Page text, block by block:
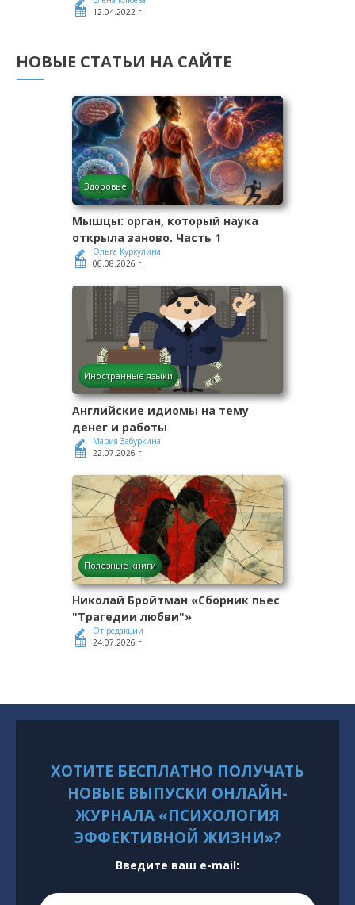
12.04.2022 г.
НОВЫЕ СТАТЬИ НА САЙТЕ
Здоровье
Мышцы: орган, который наука
открыла заново. Часть 1
Ольга Куркулина
06.08.2026 г.
Иностранные языки
Английские идиомы на тему
денег и работы
Мария Забуркина
22.07.2026 г.
Полезные книги
Николай Бройтман «Сборник пьес
"Трагедии любви"»
От редакции
24.07.2026 г.
ХОТИТЕ БЕСПЛАТНО ПОЛУЧАТЬ
НОВЫЕ ВЫПУСКИ ОНЛАЙН-
ЖУРНАЛА «ПСИХОЛОГИЯ
ЭФФЕКТИВНОЙ ЖИЗНИ»?
Введите ваш e-mail: